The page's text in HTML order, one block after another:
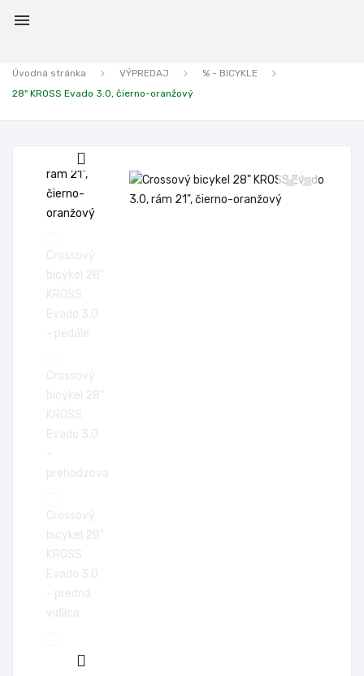

Úvodná stránka VÝPREDAJ
% - BICYKLE
28" KROSS Evado 3.0, čierno-oranžový